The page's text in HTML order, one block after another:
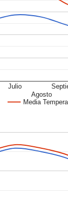
Media
Julio
Agosto